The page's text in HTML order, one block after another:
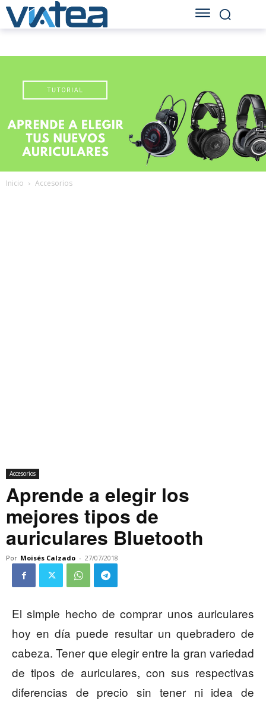
Inicio Accesorios
Accesorios
Aprende a elegir los
mejores tipos de
auriculares Bluetooth
Por Moisés Calzado - 27/07/2018
El simple hecho de comprar unos auriculares
hoy en día puede resultar un quebradero de
cabeza. Tener que elegir entre la gran variedad
de tipos de auriculares, con sus respectivas
diferencias de precio sin tener ni idea de